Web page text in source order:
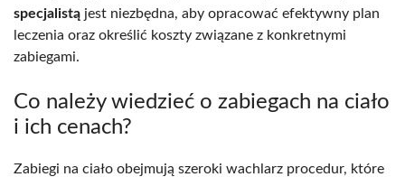
specjalistą jest niezbędna, aby opracować efektywny plan
leczenia oraz określić koszty związane z konkretnymi
zabiegami.
Co należy wiedzieć o zabiegach na ciało
i ich cenach?
Zabiegi na ciało obejmują szeroki wachlarz procedur, które